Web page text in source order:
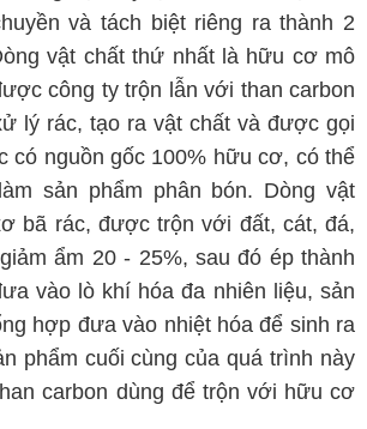
và tách biệt riêng ra thành 2
vật chất thứ nhất là hữu cơ mô
công ty trộn lẫn với than carbon
lý rác, tạo ra vật chất và được gọi
có nguồn gốc 100% hữu cơ, có thể
sản phẩm phân bón. Dòng vật
bã rác, được trộn với đất, cát, đá,
ẩm 20 - 25%, sau đó ép thành
vào lò khí hóa đa nhiên liệu, sản
hợp đưa vào nhiệt hóa để sinh ra
phẩm cuối cùng của quá trình này
carbon dùng để trộn với hữu cơ